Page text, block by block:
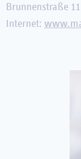
Brunnenstraße
Internet: